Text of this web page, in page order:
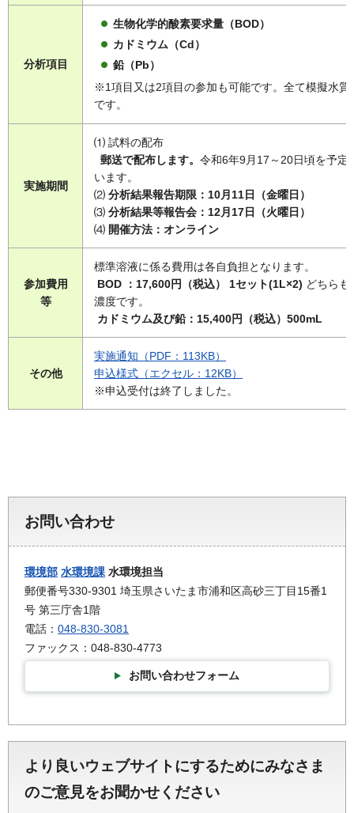
分析項目
生物化学的酸素要求量（BOD）
カドミウム（Cd）
鉛（Pb）
※1項目又は2項目の参加も可能です。全て模擬水質
です。
実施期間
⑴ 試料の配布
郵送で配布します。 令和6年9月17～20日頃を予定
います。
⑵ 分析結果報告期限：10月11日（金曜日）
⑶ 分析結果等報告会：12月17日（火曜日）
⑷ 開催方法：オンライン
参加費用
等
標準溶液に係る費用は各自負担となります。
BOD ：17,600円（税込） 1セット(1L×2) どちらも
濃度です。
カドミウム及び鉛：15,400円（税込）500mL
その他
実施通知（PDF：113KB）
申込様式（エクセル：12KB）
※申込受付は終了しました。
お問い合わせ
環境部 水環境課 水環境担当
郵便番号330-9301 埼玉県さいたま市浦和区高砂三丁目15番1
号 第三庁舎1階
電話： 048-830-3081
ファックス：048-830-4773
お問い合わせフォーム
より良いウェブサイトにするためにみなさま
のご意見をお聞かせください